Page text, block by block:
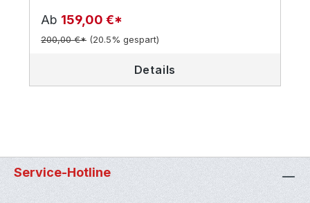
Ab 159,00 €*
200,00 €* (20.5% gespart)
Details
Service-Hotline